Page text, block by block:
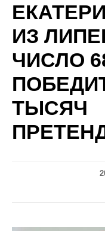
ИЗ
ЧИСЛО
ТЫСЯЧ